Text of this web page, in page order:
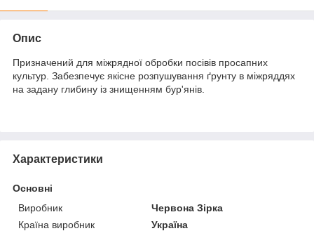
Опис
Призначений для міжрядної обробки посівів просапних
культур. Забезпечує якісне розпушування ґрунту в міжряддях
на задану глибину із знищенням бур'янів.
Характеристики
Основні
Виробник
Червона Зірка
Країна виробник
Україна